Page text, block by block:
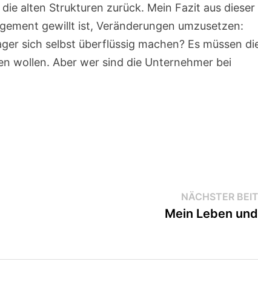
alten Strukturen zurück. Mein Fazit aus dieser
gewillt ist, Veränderungen umzusetzen:
sich selbst überflüssig machen? Es müssen
wollen. Aber wer sind die Unternehmer bei
NÄCHSTER
Mein Leben